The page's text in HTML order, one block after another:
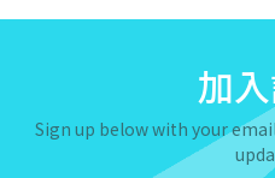
加
Sign up below with your